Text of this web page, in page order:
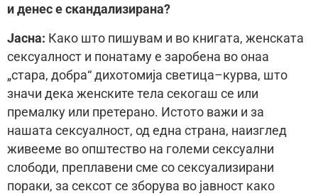
и денес е скандализирана?
Јасна: Како што пишувам и во книгата, женската
сексуалност и понатаму е заробена во онаа
„стара, добра“ дихотомија светицa–курва, што
значи дека женските тела секогаш се или
премалку или претерано. Истото важи и за
нашата сексуалност, од една страна, наизглед
живееме во општество на големи сексуални
слободи, преплавени сме со сексуализирани
пораки, за сексот се зборува во јавност како